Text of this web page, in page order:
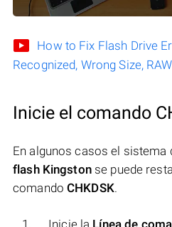
How to Fix Flash Drive
Recognized, Wrong Size,
Inicie el comando
En algunos casos el sistema
flash Kingstonse puede
comandoCHKDSK.